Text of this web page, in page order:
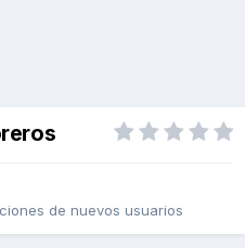
de nuevos usuarios